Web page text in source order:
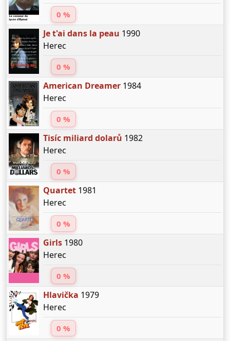
0 %
Je t'ai dans la peau 1990
Herec
0 %
American Dreamer1984
Herec
0 %
Tisíc miliard dolarů 1982
Herec
0 %
Quartet1981
Herec
0 %
Girls1980
Herec
0 %
Hlavička 1979
Herec
0 %